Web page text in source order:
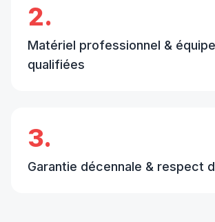
2.
Matériel professionnel &
qualifiées
3.
Garantie décennale & respect